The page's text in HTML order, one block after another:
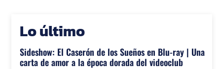
Lo último
Sideshow: El Caserón de los Sueños en Blu-ray | Una
carta de amor a la época dorada del videoclub